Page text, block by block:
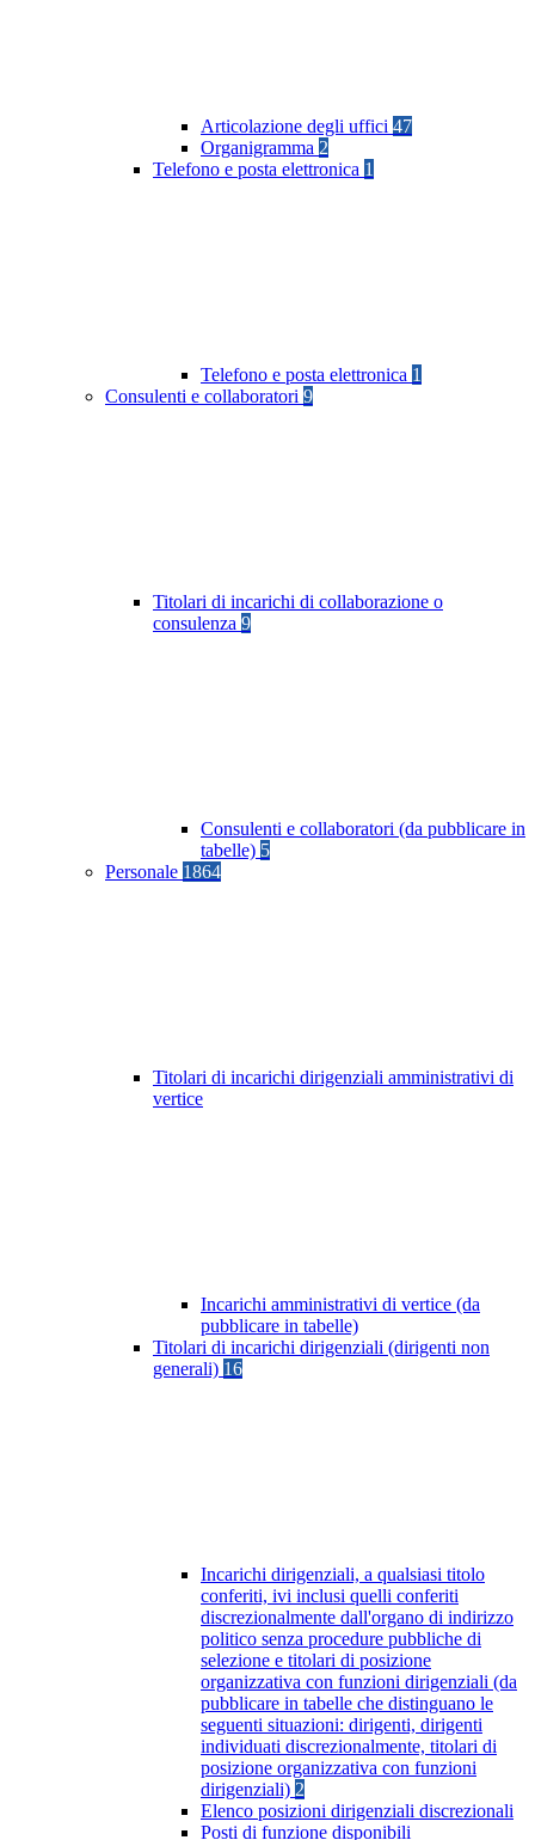
Articolazione degli uffici 47
Organigramma 2
Telefono e posta elettronica 1
Telefono e posta elettronica 1
Consulenti e collaboratori 9
Titolari di incarichi di collaborazione o
consulenza 9
Consulenti e collaboratori (da pubblicare in
tabelle) 5
Personale 1864
Titolari di incarichi dirigenziali amministrativi di
vertice
Incarichi amministrativi di vertice (da
pubblicare in tabelle)
Titolari di incarichi dirigenziali (dirigenti non
generali) 16
Incarichi dirigenziali, a qualsiasi titolo
conferiti, ivi inclusi quelli conferiti
discrezionalmente dall'organo di indirizzo
politico senza procedure pubbliche di
selezione e titolari di posizione
organizzativa con funzioni dirigenziali (da
pubblicare in tabelle che distinguano le
seguenti situazioni: dirigenti, dirigenti
individuati discrezionalmente, titolari di
posizione organizzativa con funzioni
dirigenziali) 2
Elenco posizioni dirigenziali discrezionali
Posti di funzione disponibili